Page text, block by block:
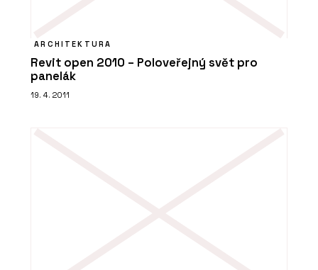
ARCHITEKTURA
Revit open 2010 – Poloveřejný svět pro
panelák
19. 4. 2011